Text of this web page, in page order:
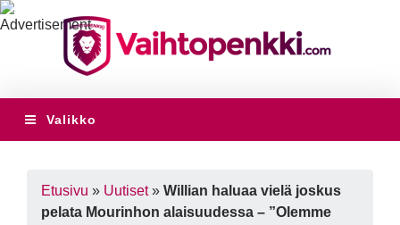
Valikko
Etusivu » Uutiset» Willian haluaa vielä joskus
pelata Mourinhon alaisuudessa – ”Olemme